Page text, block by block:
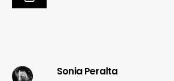
Sonia Peralta